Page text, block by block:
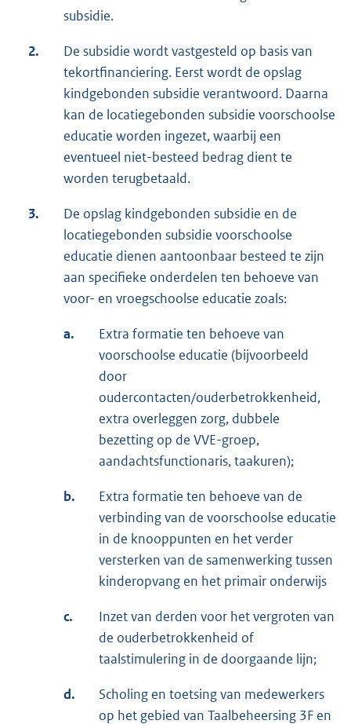
subsidie.
2.
De subsidie wordt vastgesteld op basis van
tekortfinanciering. Eerst wordt de opslag
kindgebonden subsidie verantwoord. Daarna
kan de locatiegebonden subsidie voorschoolse
educatie worden ingezet, waarbij een
eventueel niet-besteed bedrag dient te
worden terugbetaald.
3.
De opslag kindgebonden subsidie en de
locatiegebonden subsidie voorschoolse
educatie dienen aantoonbaar besteed te zijn
aan specifieke onderdelen ten behoeve van
voor- en vroegschoolse educatie zoals:
a.
Extra formatie ten behoeve van
voorschoolse educatie (bijvoorbeeld
door
oudercontacten/ouderbetrokkenheid,
extra overleggen zorg, dubbele
bezetting op de VVE-groep,
aandachtsfunctionaris, taakuren);
b.
Extra formatie ten behoeve van de
verbinding van de voorschoolse educatie
in de knooppunten en het verder
versterken van de samenwerking tussen
kinderopvang en het primair onderwijs
c.
Inzet van derden voor het vergroten van
de ouderbetrokkenheid of
taalstimulering in de doorgaande lijn;
d.
Scholing en toetsing van medewerkers
op het gebied van Taalbeheersing 3F en